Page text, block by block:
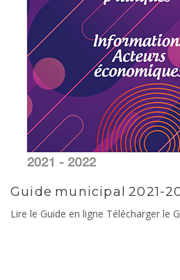
Guide municipal 2021-
Lire le Guide en ligne Télécharger le